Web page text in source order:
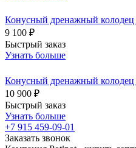
Конусный дренажный
9 100 ₽
Быстрый заказ
Узнать больше
Конусный дренажный колодец
10 900 ₽
Быстрый заказ
Узнать больше
+7 915 459-09-01
Заказать звонок